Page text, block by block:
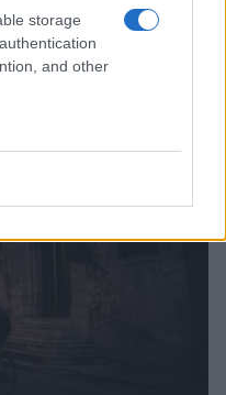
storage
and other